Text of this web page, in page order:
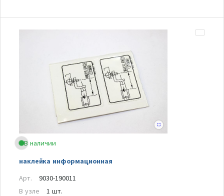
В наличии
наклейка информационная
Арт.
9030-190011
В узле
1 шт.